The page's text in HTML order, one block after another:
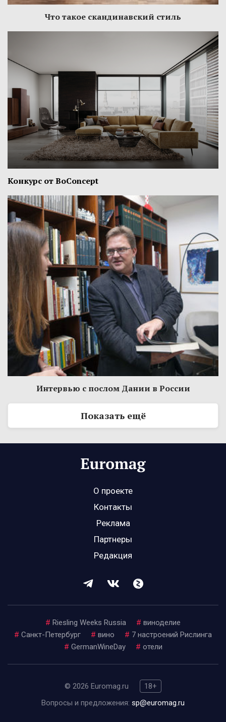
Что такое скандинавский стиль
Конкурс от BoConcept
Интервью с послом Дании в России
Показать ещё
О проекте
Контакты
Реклама
Партнеры
Редакция
# Riesling Weeks Russia # виноделие
# Санкт-Петербург # вино # 7 настроений Рислинга
# GermanWineDay # отели
© 2026 Euromag.ru
18+
Вопросы и предложения: sp@euromag.ru